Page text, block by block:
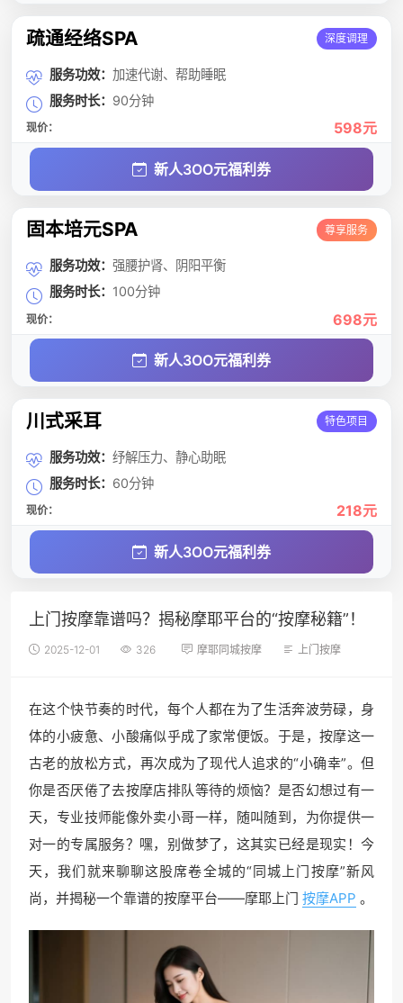
疏通经络SPA 深度调理
服务功效： 加速代谢、帮助睡眠
服务时长： 90分钟
现价： 598元
新人3OO元福利券
固本培元SPA 尊享服务
服务功效： 强腰护肾、阴阳平衡
服务时长： 100分钟
现价： 698元
新人3OO元福利券
川式采耳 特色项目
服务功效： 纾解压力、静心助眠
服务时长： 60分钟
现价： 218元
新人3OO元福利券
上门按摩靠谱吗？揭秘摩耶平台的“按摩秘籍”！
2025-12-01 326 摩耶同城按摩 上门按摩
在这个快节奏的时代，每个人都在为了生活奔波劳碌，身
体的小疲惫、小酸痛似乎成了家常便饭。于是，按摩这一
古老的放松方式，再次成为了现代人追求的“小确幸”。但
你是否厌倦了去按摩店排队等待的烦恼？是否幻想过有一
天，专业技师能像外卖小哥一样，随叫随到，为你提供一
对一的专属服务？嘿，别做梦了，这其实已经是现实！今
天，我们就来聊聊这股席卷全城的“同城上门按摩”新风
尚，并揭秘一个靠谱的按摩平台——摩耶上门 按摩APP 。